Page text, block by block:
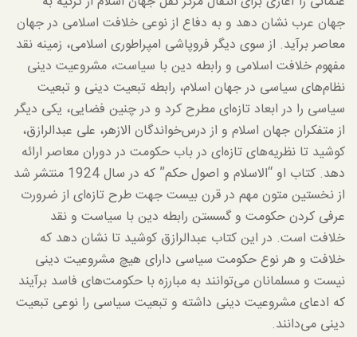
جهان عرب نشان دهد و به دفاع از نوعی خلافت اسلامی در جهان
معاصر برآید. از سوی دیگر فروپاشی امپراطوری اسلامی، زمینه نقد
مفهوم خلافت اسلامی و رابطه دین با سیاست، مشروعیت دینی
نظام‌های سیاسی در جهان اسلام، رابطه تبعیت دینی و تبعیت
سیاسی را در ابعاد تازه‌ای مطرح کرد و در چنین فضایی، یکی دیگر
از متفکران جهان اسلام و از درس‌خواندگان الازهر، علی عبدالرازق،
کوشید تا نظریه‌های تازه‌ای در باب حکومت در دوران معاصر ارائه
دهد. کتاب او “الاسلام و اصول حکم” که در سال 1924 منتشر شد
از نخستین متون مهم در قرن بیست جهت طرح تازه‌ای از ضرورت
عرفی کردن حکومت و گسستن رابطه دین با سیاست و نقد
خلافت است. در این کتاب عبدالرازق کوشید تا نشان دهد که
خلافت و هر نوع حکومت سیاسی دارای هیچ مشروعیت دینی
نیست و مسلمانان می‌توانند به مبارزه با حکومت‌های فاسد برآیند
که ادعای مشروعیت دینی داشته و تبعیت سیاسی را نوعی تبعیت
دینی می‌دانند.